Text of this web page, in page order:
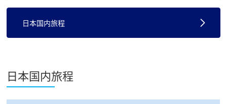
日本国内旅程
日本国内旅程